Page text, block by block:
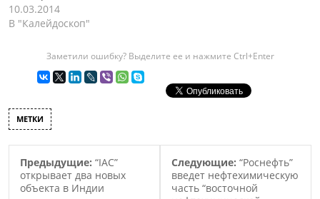
10.03.2014
В "Калейдоскоп"
Заметили ошибку? Выделите ее и нажмите Ctrl+Enter
МЕТКИ
Предыдущие: “IAC”
открывает два новых
объекта в Индии
Следующие: “Роснефть”
введет нефтехимическую
часть “восточной